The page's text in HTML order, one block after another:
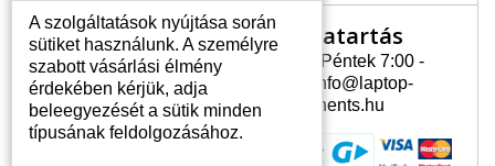
jótállás egész ideje alatt a pixelek
hibásodása nélkül, teljesítik az
A+ minőségi kategória igényes
feltételeit.
HOGYAN TUDJA MEGÁLLAPÍTANI
MILYEN KIJELZŐ SZÜKSÉGES A
Az Ön számlája
Az Ön számlája
Személyes információk
Címek
Nyitvatartás
Hétfõ - Péntek 7:00 -
15:30 info@laptop-
components.hu
A szolgáltatások nyújtása során
sütiket használunk. A személyre
szabott vásárlási élmény
érdekében kérjük, adja
beleegyezését a sütik minden
típusának feldolgozásához.